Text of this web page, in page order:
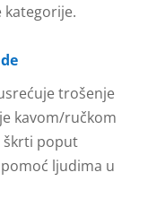
kategorije.
trošenje
kavom/ručkom
škrti poput
ljudima u